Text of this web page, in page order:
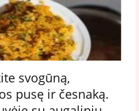
svogūną,
pusę ir česnaką.